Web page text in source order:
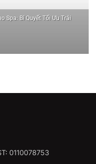
Spa: Bí Quyết Tối Ưu Trải
0110078753